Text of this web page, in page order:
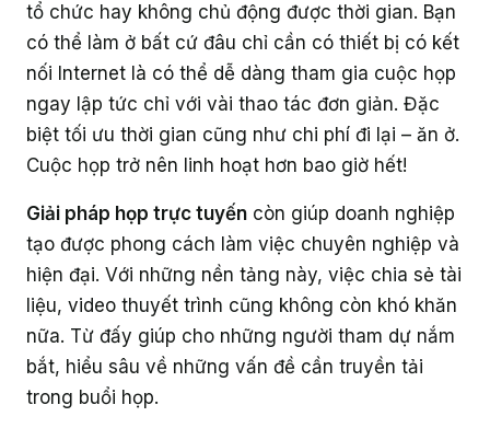
Bán lẻ
Tài chính - Ngân hàng
Dịch vụ - Tư vấn
Công nghệ
Giáo dục
Khám phá thêm
tổ chức hay không chủ động được thời gian. Bạn
có thể làm ở bất cứ đâu chỉ cần có thiết bị có kết
nối Internet là có thể dễ dàng tham gia cuộc họp
ngay lập tức chỉ với vài thao tác đơn giản. Đặc
biệt tối ưu thời gian cũng như chi phí đi lại – ăn ở.
Cuộc họp trở nên linh hoạt hơn bao giờ hết!
Giải pháp họp trực tuyến còn giúp doanh nghiệp
tạo được phong cách làm việc chuyên nghiệp và
hiện đại. Với những nền tảng này, việc chia sẻ tài
liệu, video thuyết trình cũng không còn khó khăn
nữa. Từ đấy giúp cho những người tham dự nắm
bắt, hiểu sâu về những vấn đề cần truyền tải
trong buổi họp.